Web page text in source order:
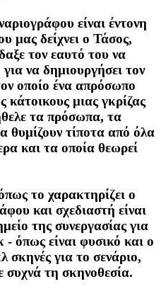
είναι έντονη
μας δείχνει ο Τάσος,
τον εαυτό του να
να δημιουργήσει τον
οποίο ένα απρόσωπο
κάτοικους μιας γκρίζας
τα πρόσωπα, τα
θυμίζουν τίποτα από όλα
και τα οποία θεωρεί
το χαρακτηρίζει ο
και σχεδιαστή είναι
της συνεργασίας για
- όπως είναι φυσικό και ο
σκηνές για το σενάριο,
τη σκηνοθεσία.